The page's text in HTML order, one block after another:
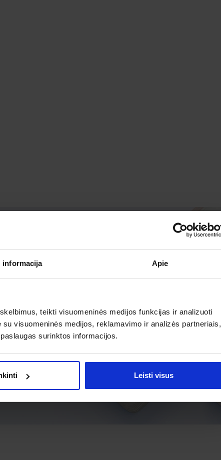
informacija Apie
teikti visuomeninės medijos funkcijas ir analizuoti
visuomeninės medijos, reklamavimo ir analizės partneriais,
surinktos informacijos.
Leisti visus